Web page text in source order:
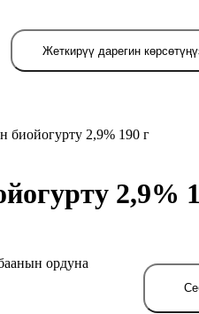
Жеткирүү дарегин
биойогурту 2,9% 190 г
2,9%
ордуна
Себетиңиз
Бул жерде сиз
товарлар пайда